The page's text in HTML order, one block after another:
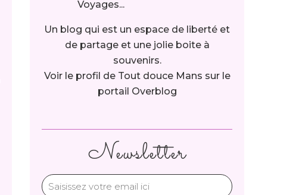
Newsletter
Un blog qui est un espace de liberté et
de partage et une jolie boite à
souvenirs.
Voir le profil de Tout douce Mans sur le
portail Overblog